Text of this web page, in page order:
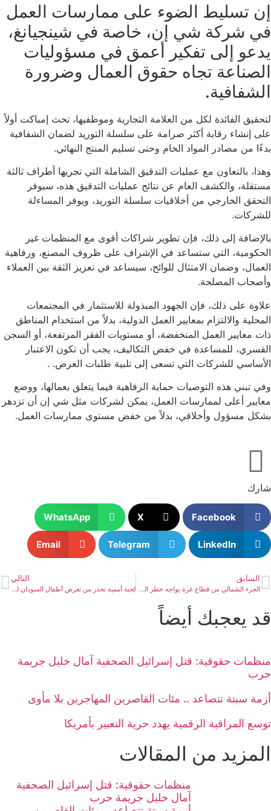
إن تسليط الضوء على ممارسات العمل
في شركة شي إن، خاصة في شينجيانغ،
يدعو إلى تفكير أعمق في مسؤوليات
الصناعة تجاه حقوق العمال وضرورة
الشفافية.
لتحقيق الفائدة لكل من العلامة التجارية وموظفيها، تحث إمباكت أولاً
على إنشاء رقابة أكثر صرامة على سلسلة التوريد لضمان الشفافية
بدءًا من مصادر المواد الخام وحتى تسليم المنتج النهائي.
وهذا، بالتعاون مع عمليات التدقيق الشاملة التي تجريها أطراف ثالثة
مستقلة، والكشف العام عن نتائج عمليات التدقيق هذه، سيوفر
التحقق الخارجي من أخلاقيات سلسلة التوريد، ويوفر المساءلة
للشركات.
بالإضافة إلى ذلك، فإن تطوير شراكات أقوى مع المنظمات غير
الحكومية، التي ستساعد في الإشراف على ظروف المصنع، ورفاهية
العمال، وضمان الامتثال للوائح، سيساعد في تعزيز الثقة بين العملاء
وأصحاب المصلحة.
علاوة على ذلك، فإن الجهود المبذولة للاستثمار في المجتمعات
المحلية والالتزام بمعايير العمل الدولية، بدلاً من استخدام المناطق
ذات معايير العمل المنخفضة، أو مستويات الفقر المرتفعة، أو السجن
القسري، للمساعدة في خفض التكاليف، يجب أن تكون الاعتبار
الأساسي للشركات التي تسعى إلى تلبية طلبات العرض. .
وفي تبني هذه التوصيات حماية الرفاهية فيما يتعلق بعمالها، ووضع
معايير أعلى لممارسات العمل، يمكن لشركات مثل شي إن أن تزدهر
بشكل مسؤول وأخلاقي، بدلاً من خفض مستوى ممارسات العمل.
شارك
Facebook
X
WhatsApp
LinkedIn
Telegram
Email
السابق
الجزء الشمالي من قطاع غزة يواجه خطر المجاعة والوفيات جراء سوء التغذية
التالي
لجنة أممية تحذر من تعرض أطفال السودان لكارثة طويلة الأمد
قد يعجبك أيضاً
منظمات حقوقية: قتل إسرائيل الصحفية آمال خليل جريمة
حرب
أزمة سبتة تتصاعد .. مئات القاصرين المهاجرين بلا مأوى
توسع المراقبة الرقمية يهدد حرية التعبير بأمريكا
المزيد من المقالات
منظمات حقوقية: قتل إسرائيل الصحفية
آمال خليل جريمة حرب